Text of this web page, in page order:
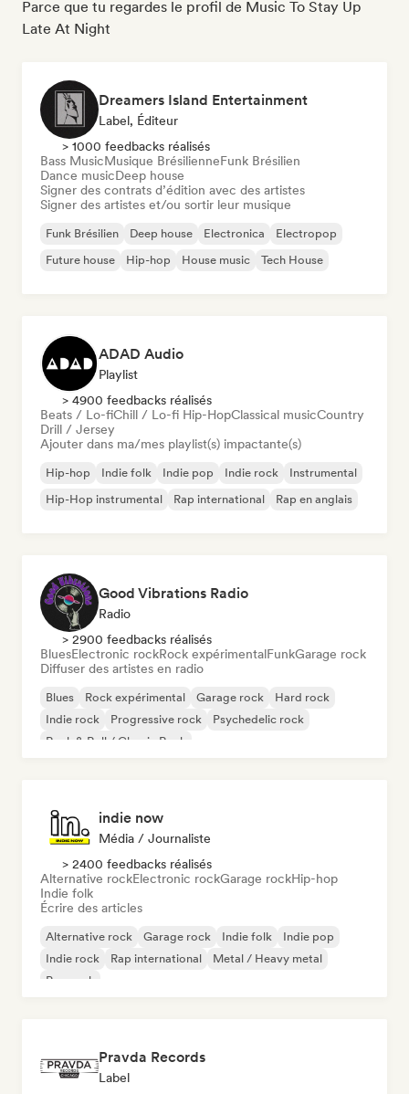
Parce que tu regardes le profil de Music To Stay Up
Late At Night
Dreamers Island Entertainment
Label, Éditeur
> 1000 feedbacks réalisés
Bass MusicMusique BrésilienneFunk Brésilien
Dance musicDeep house
Signer des contrats d’édition avec des artistes
Signer des artistes et/ou sortir leur musique
Funk Brésilien Deep house Electronica
Electropop
Future house
Hip-hop House music Tech House
ADAD Audio
Playlist
> 4900 feedbacks réalisés
Beats / Lo-fiChill / Lo-fi Hip-HopClassical musicCountry
Drill / Jersey
Ajouter dans ma/mes playlist(s) impactante(s)
Hip-hop Indie folk Indie pop Indie rock
Instrumental
Hip-Hop instrumental
Rap international Rap en anglais
Good Vibrations Radio
Radio
> 2900 feedbacks réalisés
BluesElectronic rockRock expérimentalFunkGarage rock
Diffuser des artistes en radio
Blues Rock expérimental Garage rock
Hard rock
Indie rock
Progressive rock
Psychedelic rock
Rock & Roll / Classic Rock
indie now
Média / Journaliste
> 2400 feedbacks réalisés
Alternative rockElectronic rockGarage rockHip-hop
Indie folk
Écrire des articles
Alternative rock Garage rock Indie folk
Indie pop
Indie rock
Rap international
Metal / Heavy metal
Pop rock
Pravda Records
Label